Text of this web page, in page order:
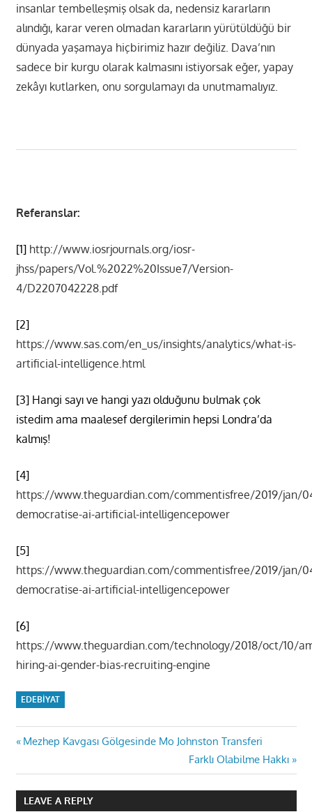
insanlar tembelleşmiş olsak da, nedensiz kararların
alındığı, karar veren olmadan kararların yürütüldüğü bir
dünyada yaşamaya hiçbirimiz hazır değiliz. Dava’nın
sadece bir kurgu olarak kalmasını istiyorsak eğer, yapay
zekâyı kutlarken, onu sorgulamayı da unutmamalıyız.
Referanslar:
[1] http://www.iosrjournals.org/iosr-
jhss/papers/Vol.%2022%20Issue7/Version-
4/D2207042228.pdf
[2]
https://www.sas.com/en_us/insights/analytics/what-is-
artificial-intelligence.html
[3] Hangi sayı ve hangi yazı olduğunu bulmak çok
istedim ama maalesef dergilerimin hepsi Londra’da
kalmış!
[4]
https://www.theguardian.com/commentisfree/2019/jan/
democratise-ai-artificial-intelligencepower
[5]
https://www.theguardian.com/commentisfree/2019/jan/
democratise-ai-artificial-intelligencepower
[6]
https://www.theguardian.com/technology/2018/oct/10/
hiring-ai-gender-bias-recruiting-engine
EDEBIYAT
Yazı
gezinmesi
Previous
Mezhep Kavgası Gölgesinde Mo Johnston Transferi
Next
Post:
Farklı Olabilme Hakkı
LEAVE A REPLY